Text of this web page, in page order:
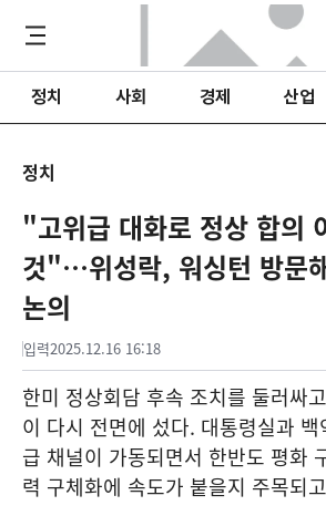
정치 사회 경제 산업
정치
"고위급 대화로 정상 합의
것"…위성락, 워싱턴 방문
논의
입력2025.12.16 16:18
한미 정상회담 후속 조치를 둘러싸
이 다시 전면에 섰다. 대통령실과
급 채널이 가동되면서 한반도 평화
력 구체화에 속도가 붙을지 주목되